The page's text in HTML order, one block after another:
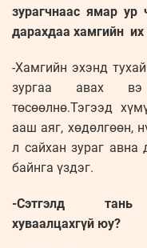
зурагчнаас ямар ур
дарахдаа хамгийн их
-Хамгийн эхэнд
зургаа авах
төсөөлнө.Тэгээд
ааш аяг, хөдөлгөөн,
л сайхан зураг
байнга үздэг.
-Сэтгэлд тань
хуваалцахгүй юу?